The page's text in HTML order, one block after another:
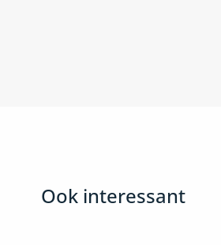
Ook interessant